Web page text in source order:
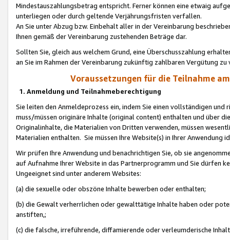
Mindestauszahlungsbetrag entspricht. Ferner können eine etwaig
unterliegen oder durch geltende Verjährungsfristen verfallen.
An Sie unter Abzug bzw. Einbehalt aller in der Vereinbarung
Ihnen gemäß der Vereinbarung zustehenden Beträge dar.
Sollten Sie, gleich aus welchem Grund, eine Überschusszahlung
an Sie im Rahmen der Vereinbarung zukünftig zahlbaren Vergütung zu
Voraussetzungen für die Teilnahme
1. Anmeldung und Teilnahmeberechtigung
Sie leiten den Anmeldeprozess ein, indem Sie einen vollständigen
muss/müssen originäre Inhalte (original content) enthalten und über
Originalinhalte, die Materialien von Dritten verwenden, müssen
Materialien enthalten. Sie müssen Ihre Website(s) in Ihrer Anwendung
Wir prüfen Ihre Anwendung und benachrichtigen Sie, ob sie
auf Aufnahme Ihrer Website in das Partnerprogramm und Sie dürfen
Ungeeignet sind unter anderem Websites:
(a) die sexuelle oder obszöne Inhalte bewerben oder enthalten;
(b) die Gewalt verherrlichen oder gewalttätige Inhalte haben oder
anstiften,;
(c) die falsche, irreführende, diffamierende oder verleumderische